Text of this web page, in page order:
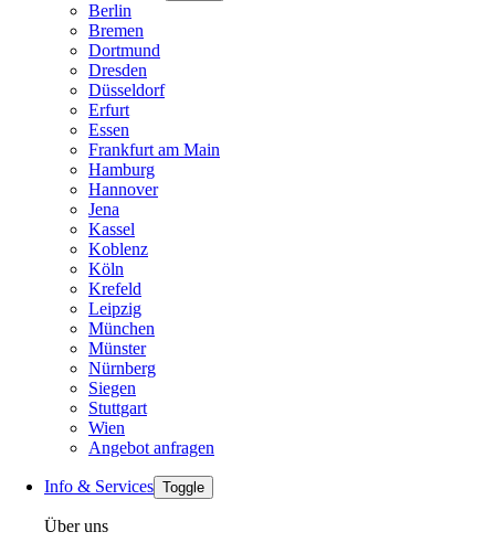
Berlin
Bremen
Dortmund
Dresden
Düsseldorf
Erfurt
Essen
Frankfurt am Main
Hamburg
Hannover
Jena
Kassel
Koblenz
Köln
Krefeld
Leipzig
München
Münster
Nürnberg
Siegen
Stuttgart
Wien
Angebot anfragen
Info & Services Toggle
Über uns